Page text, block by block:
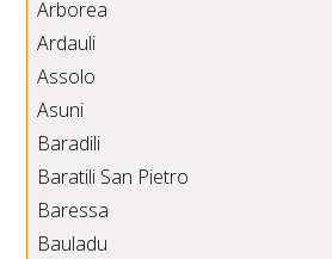
Arborea
Ardauli
Assolo
Asuni
Baradili
Baratili San Pietro
Baressa
Bauladu